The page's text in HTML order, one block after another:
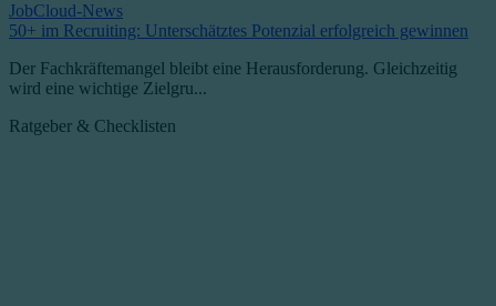
JobCloud-News
50+ im Recruiting: Unterschätztes Potenzial erfolgreich gewinnen
Der Fachkräftemangel bleibt eine Herausforderung. Gleichzeitig
wird eine wichtige Zielgru...
Ratgeber & Checklisten